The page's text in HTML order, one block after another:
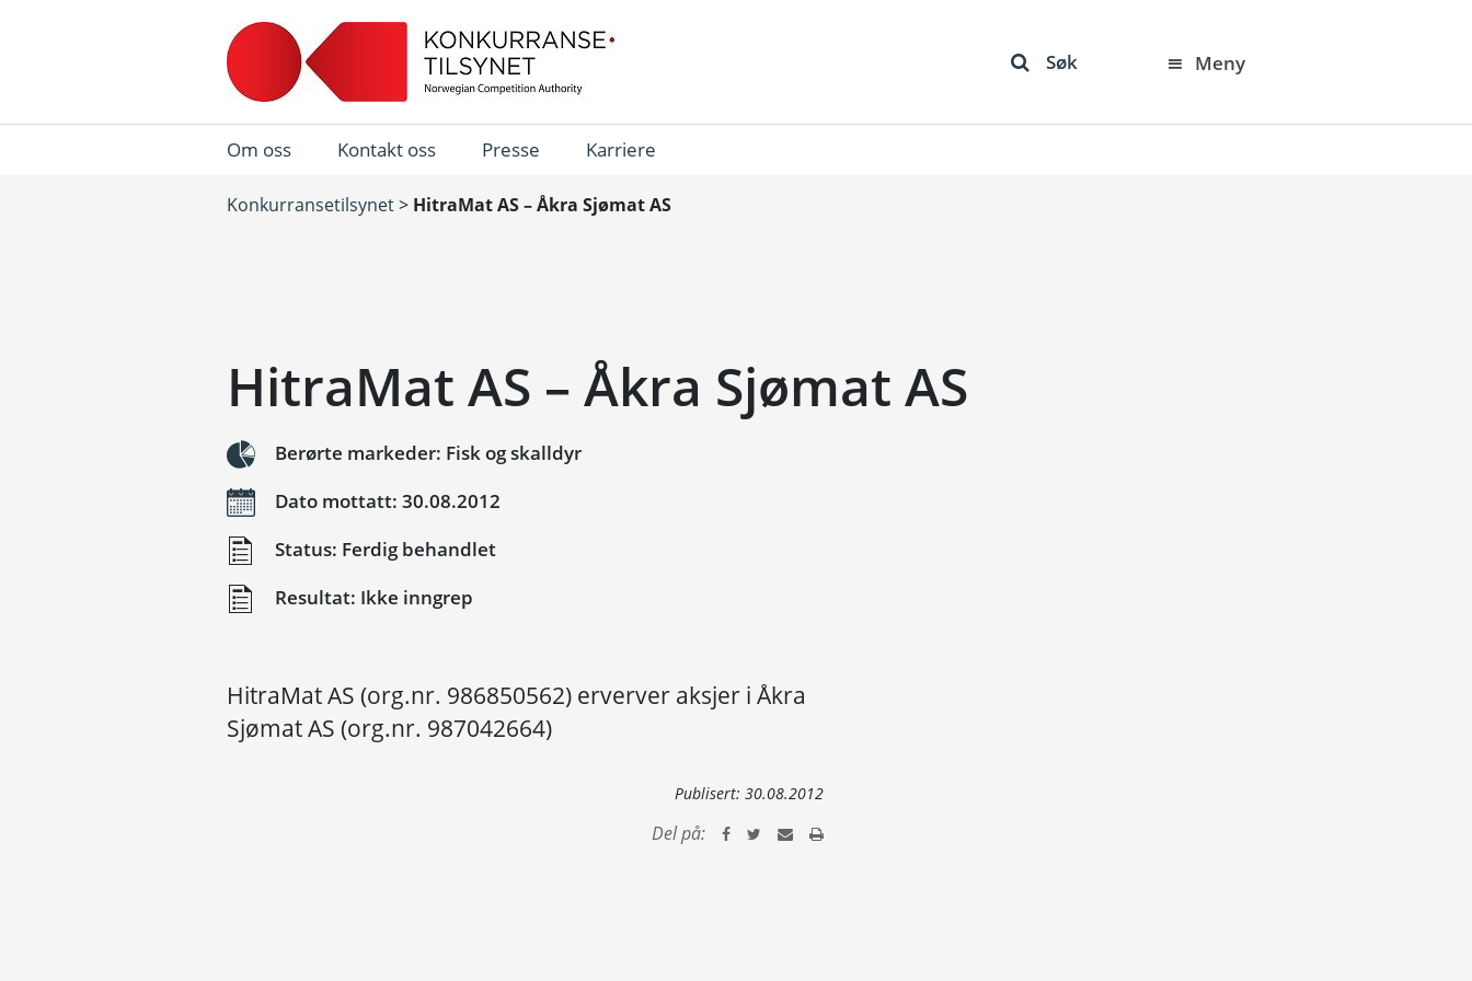
Søk Meny
Om oss Kontakt oss Presse Karriere
Konkurransetilsynet> HitraMat AS – Åkra Sjømat AS
HitraMat AS – Åkra Sjømat AS
Berørte markeder: Fisk og skalldyr
Dato mottatt: 30.08.2012
Status: Ferdig behandlet
Resultat: Ikke inngrep
HitraMat AS (org.nr. 986850562) erverver aksjer i Åkra
Sjømat AS (org.nr. 987042664)
Publisert: 30.08.2012
Del på: